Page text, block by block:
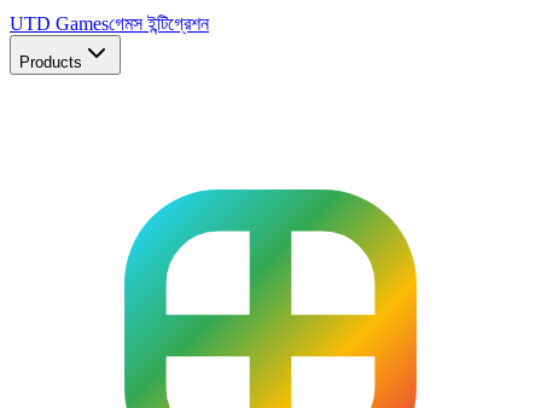
UTD Gamesগেমস ইন্টিগ্রেশন
Products